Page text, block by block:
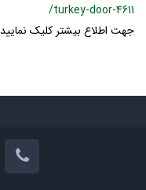
/turkey-door-4611
جهت اطلاع بیشتر کلیک نمایید